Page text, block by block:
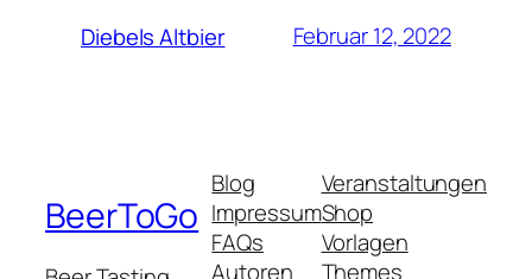
Diebels Altbier Februar 12, 2022
BeerToGo
Blog
Impressum
FAQs
Autoren
Veranstaltungen
Shop
Vorlagen
Themes